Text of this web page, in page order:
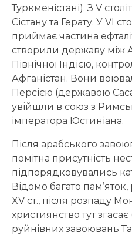
Туркменістані). З V
Сістану та Герату. У VI
приймає частина
створили державу між
Північної Індією,
Афганістан. Вони
Персією (державою
увійшли в союз з
імператора Юстиніана.
Після арабського
помітна присутність
підпорядковувались
Відомо багато
XV ст., після розпаду
християнство тут
руйнівних завоювань